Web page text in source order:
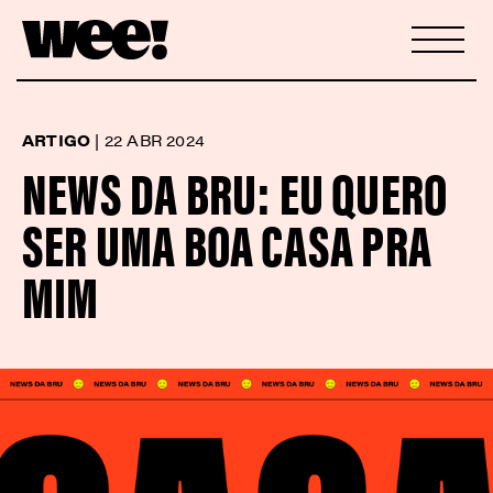
ARTIGO | 22 ABR 2024
NEWS DA BRU: EU QUERO
SER UMA BOA CASA PRA
MIM